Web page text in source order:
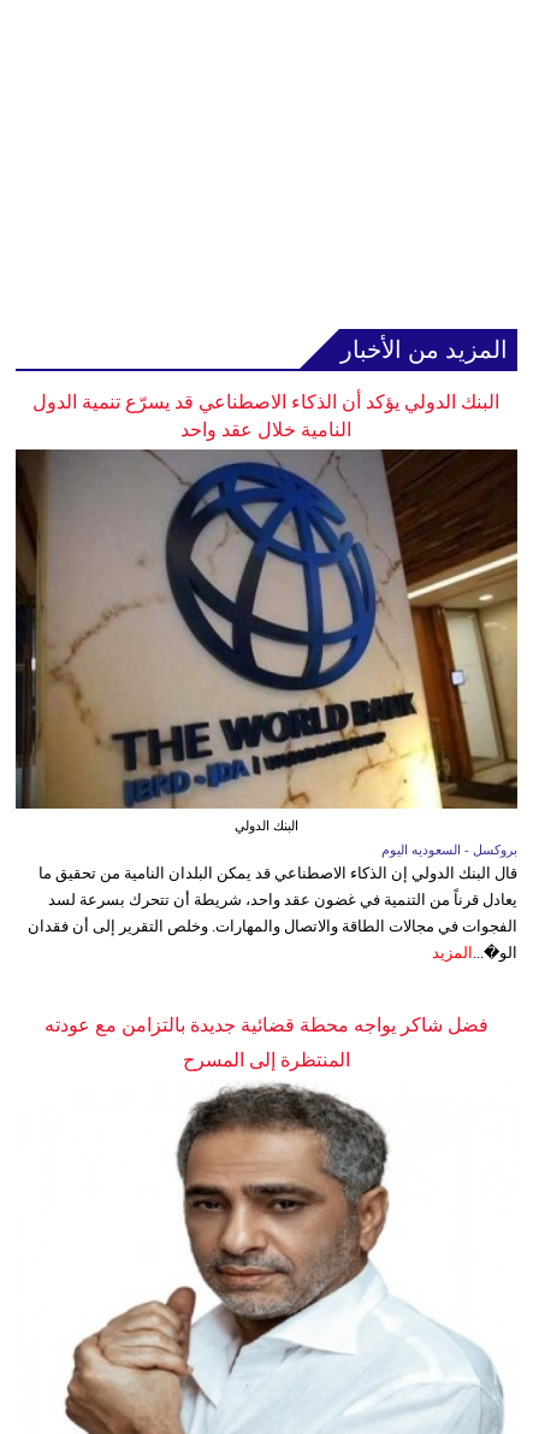
المزيد من الأخبار
البنك الدولي يؤكد أن الذكاء الاصطناعي قد يسرّع تنمية الدول
النامية خلال عقد واحد
البنك الدولي
بروكسل - السعوديه اليوم
قال البنك الدولي إن الذكاء الاصطناعي قد يمكن البلدان النامية من تحقيق ما
يعادل قرناً من التنمية في غضون عقد واحد، شريطة أن تتحرك بسرعة لسد
الفجوات في مجالات الطاقة والاتصال والمهارات. وخلص التقرير إلى أن فقدان
الو�...
المزيد
فضل شاكر يواجه محطة قضائية جديدة بالتزامن مع عودته
المنتظرة إلى المسرح